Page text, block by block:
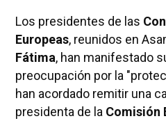
Los presidentes de las
Europeas, reunidos en
Fátima, han manifestado
preocupación por la
han acordado remitir una
presidenta de la Comisión